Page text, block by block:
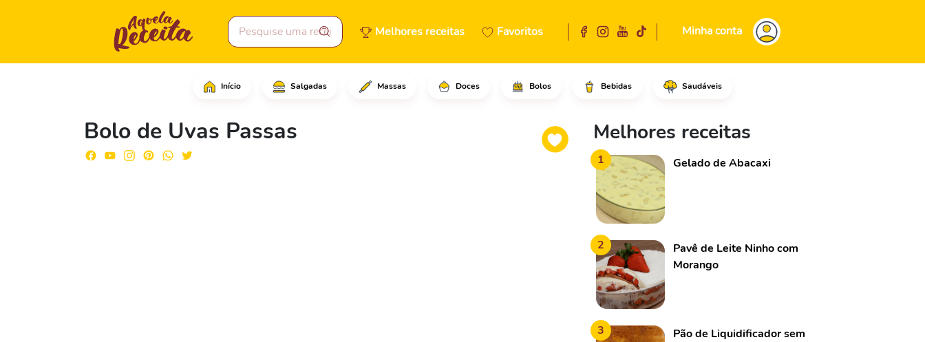
Melhores receitas Favoritos Minha conta
Início Salgadas Massas Doces Bolos Bebidas Saudáveis
Bolo de Uvas Passas
Em uma tigela média, adicione as uvas passas e o leite.Misture muito bem com
Melhores receitas
1 Gelado de Abacaxi
2
Pavê de Leite Ninho com
Morango
3
Pão de Liquidificador sem